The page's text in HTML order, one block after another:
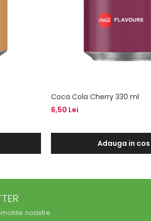
Coca Cola Cherry 330 ml
6,50 Lei
Adauga in cos
noastre